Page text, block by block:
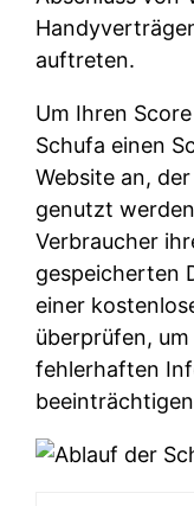
auftreten.
Um Ihren
Schufa einen
Website an,
genutzt
Verbraucher
gespeicherten
einer
überprüfen,
fehlerhaften